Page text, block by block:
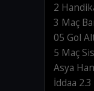
2
3 Maç
05 Gol
5 Maç
Asya
İddaa